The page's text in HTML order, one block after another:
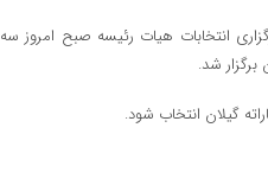
انتخابات هیات رئیسه صبح امروز سه